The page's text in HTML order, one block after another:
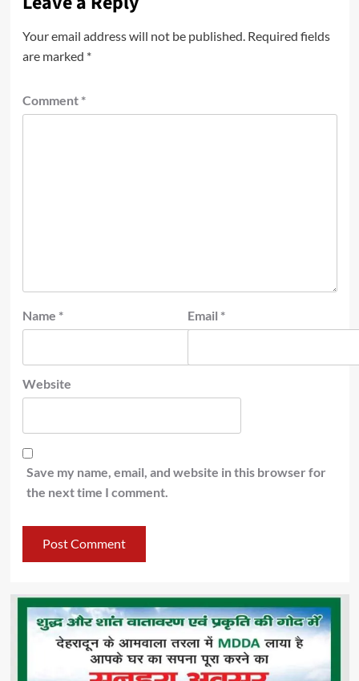
Your email address will not be published. Required fields
are marked *
Comment *
Name * Email *
Website
Save my name, email, and website in this browser for
the next time I comment.